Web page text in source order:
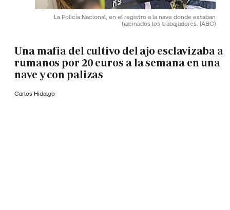
La Policía Nacional, en el registro a la nave donde estaban
hacinados los trabajadores. (ABC)
Una mafia del cultivo del ajo esclavizaba a
rumanos por 20 euros a la semana en una
nave y con palizas
Carlos Hidalgo